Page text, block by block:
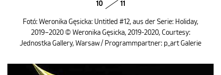
10 11
Fotó: Weronika Gęsicka: Untitled #12, aus der Serie: Holiday,
2019–2020 © Weronika Gęsicka, 2019-2020, Courtesy:
Jednostka Gallery, Warsaw / Programmpartner: p_art Galerie